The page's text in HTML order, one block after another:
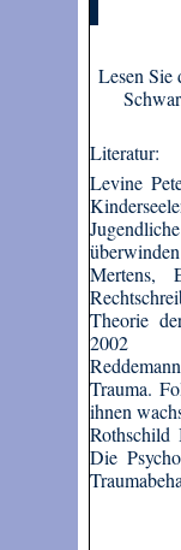
Lesen Sie
Literatur:
Levine
Mertens,
Theorie
2002
Trauma.
ihnen
Rothschild
Die